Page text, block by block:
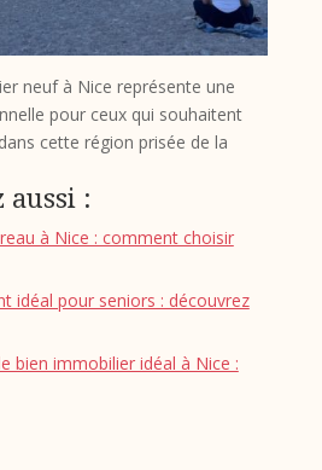
neuf à Nice représente une
pour ceux qui souhaitent
cette région prisée de la
aussi :
à Nice : comment choisir
idéal pour seniors : découvrez
bien immobilier idéal à Nice :